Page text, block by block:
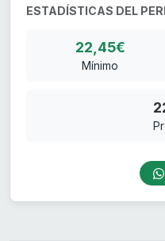
ESTADÍSTICAS DEL
22,45€
Mínimo